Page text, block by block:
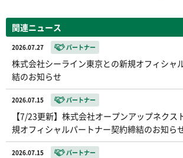
関連ニュース
2026.07.27 パートナー
株式会社シーライン東京との新規オフィシャ
結のお知らせ
2026.07.15 パートナー
【7/23更新】株式会社オープンアップネクス
規オフィシャルパートナー契約締結のお知ら
2026.07.15 パートナー